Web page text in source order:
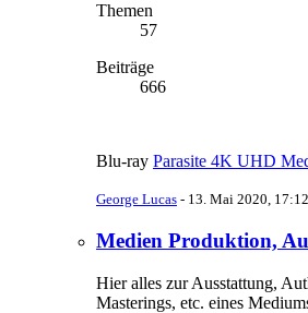
Themen
57
Beiträge
666
Blu-ray Parasite 4K UHD
George Lucas - 13. Mai 2020, 17:12
Medien Produktion,
Hier alles zur Ausstattung,
Masterings, etc. eines